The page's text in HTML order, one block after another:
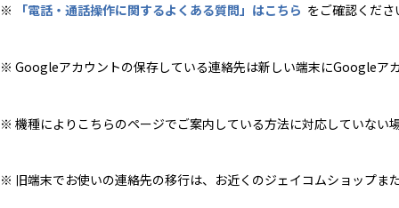
※ 「電話・通話操作に関するよくある質問」はこちら をご確認くださ
※ Googleアカウントの保存している連絡先は新しい端末にGoogleア
※ 機種によりこちらのページでご案内している方法に対応していない
※ 旧端末でお使いの連絡先の移行は、お近くのジェイコムショップま